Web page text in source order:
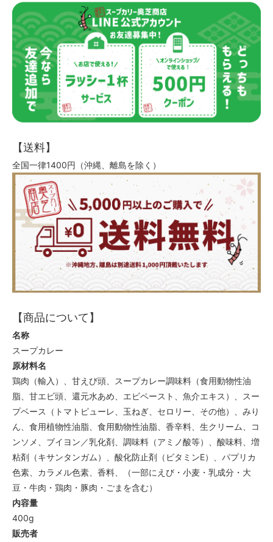
【送料】
全国一律1400円（沖縄、離島を除く）
【商品について】
名称
スープカレー
原材料名
鶏肉（輸入）、甘えび頭、スープカレー調味料（食用動物性油
脂、甘エビ頭、還元水あめ、エビペースト、魚介エキス）、スー
プベース（トマトピューレ、玉ねぎ、セロリー、その他）、みり
ん、食用植物性油脂、食用動物性油脂、香辛料、生クリーム、コ
ンソメ、ブイヨン／乳化剤、調味料（アミノ酸等）、酸味料、増
粘剤（キサンタンガム）、酸化防止剤（ビタミンE）、パプリカ
色素、カラメル色素、香料、（一部にえび・小麦・乳成分・大
豆・牛肉・鶏肉・豚肉・ごまを含む）
内容量
400g
販売者